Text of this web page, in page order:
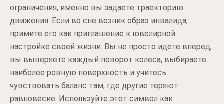
ограничения, именно вы задаете траекторию
движения. Если во сне возник образ инвалида,
примите его как приглашение к ювелирной
настройке своей жизни. Вы не просто идете вперед,
вы выверяете каждый поворот колеса, выбираете
наиболее ровную поверхность и учитесь
чувствовать баланс там, где другие теряют
равновесие. Используйте этот символ как